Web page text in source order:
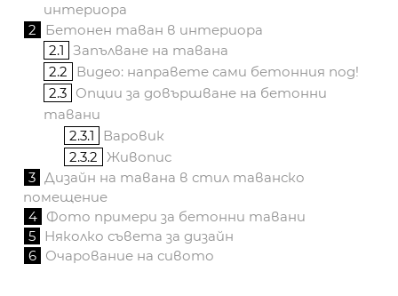
интериора
2
Бетонен таван в интериора
2.1 Запълване на тавана
2.2
Видео: направете сами бетонния под!
2.3 Опции за довършване на бетонни
тавани
2.3.1
Варовик
2.3.2 Живопис
3 Дизайн на тавана в стил таванско
помещение
4 Фото примери за бетонни тавани
5 Няколко съвета за дизайн
6 Очарование на сивото